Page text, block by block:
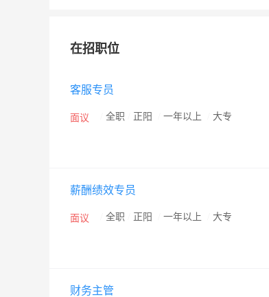
在招职位
客服专员
面议 全职 正阳 一年以上 大专
薪酬绩效专员
面议 全职 正阳 一年以上 大专
财务主管